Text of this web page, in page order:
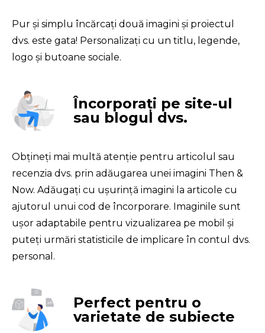
Pur și simplu încărcați două imagini și proiectul
dvs. este gata! Personalizați cu un titlu, legende,
logo și butoane sociale.
Încorporați pe site-ul
sau blogul dvs.
Obțineți mai multă atenție pentru articolul sau
recenzia dvs. prin adăugarea unei imagini Then &
Now. Adăugați cu ușurință imagini la articole cu
ajutorul unui cod de încorporare. Imaginile sunt
ușor adaptabile pentru vizualizarea pe mobil și
puteți urmări statisticile de implicare în contul dvs.
personal.
Perfect pentru o
varietate de subiecte